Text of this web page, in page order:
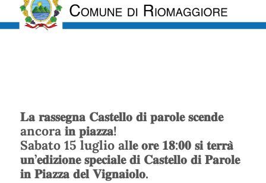
𝐋𝐚 𝐫𝐚𝐬𝐬𝐞𝐠𝐧𝐚 𝐂𝐚𝐬𝐭𝐞𝐥𝐥𝐨 𝐝𝐢 𝐩𝐚𝐫𝐨𝐥𝐞 𝐬𝐜𝐞𝐧𝐝𝐞
ancora 𝐢𝐧 𝐩𝐢𝐚𝐳𝐳𝐚!
Sabato 15 luglio al𝐥𝐞 𝐨𝐫𝐞 𝟏𝟖:𝟎𝟎 𝐬𝐢 𝐭𝐞𝐫𝐫𝐚̀
𝐮𝐧’𝐞𝐝𝐢𝐳𝐢𝐨𝐧𝐞 𝐬𝐩𝐞𝐜𝐢𝐚𝐥𝐞 𝐝𝐢 𝐂𝐚𝐬𝐭𝐞𝐥𝐥𝐨 𝐝𝐢 𝐏𝐚𝐫𝐨𝐥𝐞
𝐢𝐧 𝐏𝐢𝐚𝐳𝐳𝐚 𝐝𝐞𝐥 𝐕𝐢𝐠𝐧𝐚𝐢𝐨𝐥𝐨.